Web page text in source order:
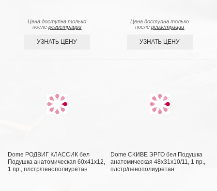
Цена доступна только
послерегистрации
УЗНАТЬ ЦЕНУ
Цена доступна только
послерегистрации
УЗНАТЬ ЦЕНУ
Dome РОДВИГ КЛАССИК бел
Подушка анатомическая 60х41х12,
1 пр., плстр/пенополиуретан
Dome СКИВЕ ЭРГО бел Подушка
анатомическая 48х31х10/11, 1 пр.,
плстр/пенополиуретан